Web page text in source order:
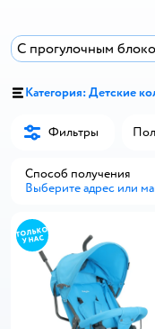
С прогулочным
Категория: Детские
Фильтры
Способ получения
Выберите адрес или